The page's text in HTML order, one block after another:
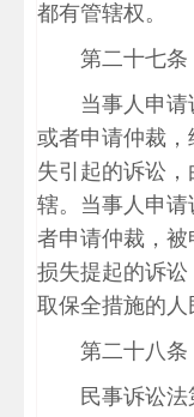
都有管辖权。
第二十七条
当事人申
或者申请仲裁
失引起的诉讼
辖。当事人申
者申请仲裁，被
损失提起的诉
取保全措施的人
第二十八条
民事诉讼